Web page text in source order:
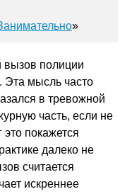
»
полиции
Эта мысль часто
в тревожной
часть, если не
покажется
далеко не
считается
искреннее